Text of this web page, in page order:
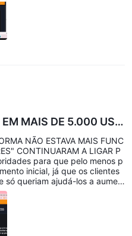
EM MAIS DE 5.000 US
NÃO ESTAVA MAIS FUNC
CONTINUARAM A LIGAR P
para que pelo menos p
inicial, já que os clientes
só queriam ajudá-los a aumen